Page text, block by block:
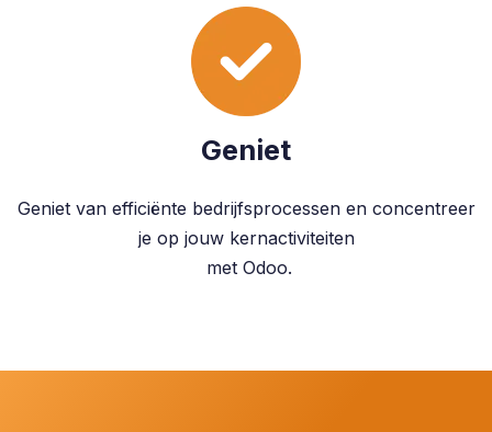
Geniet
Geniet van efficiënte bedrijfsprocessen en concentreer
je op jouw kernactiviteiten
met Odoo.